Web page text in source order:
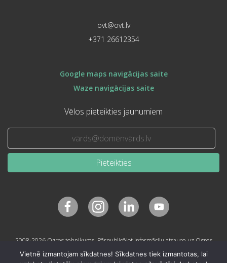
ovt@ovt.lv
+371 26612354
Google maps navigācijas saite
Waze navigācijas saite
Vēlos pieteikties jaunumiem
Pieteikties
2008-2026 Ogres tehnikums. Pārpublicējot informāciju atsauce uz Ogres
Vietnē izmantojam sīkdatnes! Sīkdatnes tiek izmantotas, lai